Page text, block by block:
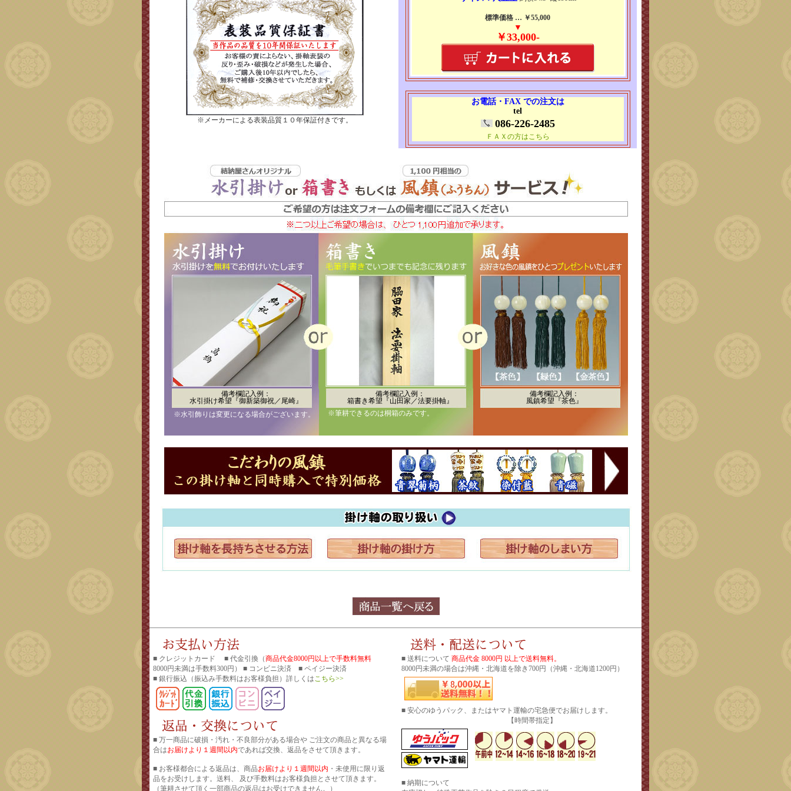
※メーカーによる表装品質１０年保証付きです。
標準価格 … ￥55,000
▼
￥33,000-
お電話・FAX での注文は
tel
086-226-2485
ＦＡＸの方はこちら
備考欄記入例：
水引掛け希望『御新築御祝／尾崎』
備考欄記入例：
箱書き希望『山田家／法要掛軸』
備考欄記入例：
風鎮希望『茶色』
※水引飾りは変更になる場合がございます。
※筆耕できるのは桐箱のみです。
■ クレジットカード ■ 代金引換（商品代金8000円以上で手数料無料
8000円未満は手数料300円） ■ コンビニ決済 ■ ペイジー決済
■ 銀行振込 （振込み手数料はお客様負担）詳しくはこちら>>
■ 万一商品に破損・汚れ・不良部分がある場合や ご注文の商品と異なる場
合はお届けより１週間以内であれば交換、返品をさせて頂きます。
■ お客様都合による返品は、商品お届けより１週間以内 ・未使用に限り返
品をお受けします。送料、 及び手数料はお客様負担とさせて頂きます。
（筆耕させて頂く一部商品の返品はお受けできません。）
■ 送料について 商品代金 8000円 以上で送料無料。
8000円未満の場合は沖縄・北海道を除き700円（沖縄・北海道1200円）
■ 安心のゆうパック、またはヤマト運輸の宅急便でお届けします。
【時間帯指定】
■ 納期について